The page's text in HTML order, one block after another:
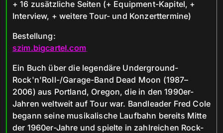
+ 16 zusätzliche Seiten (+ Equipment-Kapitel, +
Interview, + weitere Tour- und Konzerttermine)
Bestellung:
szim.bigcartel.com
Ein Buch über die legendäre Underground-
Rock'n'Roll-/Garage-Band Dead Moon (1987–
2006) aus Portland, Oregon, die in den 1990er-
Jahren weltweit auf Tour war. Bandleader Fred Cole
begann seine musikalische Laufbahn bereits Mitte
der 1960er-Jahre und spielte in zahlreichen Rock-